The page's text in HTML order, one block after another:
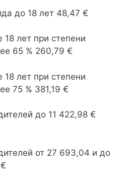
до 18 лет 48,47 €
18 лет при степени
65 % 260,79 €
18 лет при степени
75 % 381,19 €
до 11 422,98 €
от 27 693,04 и до